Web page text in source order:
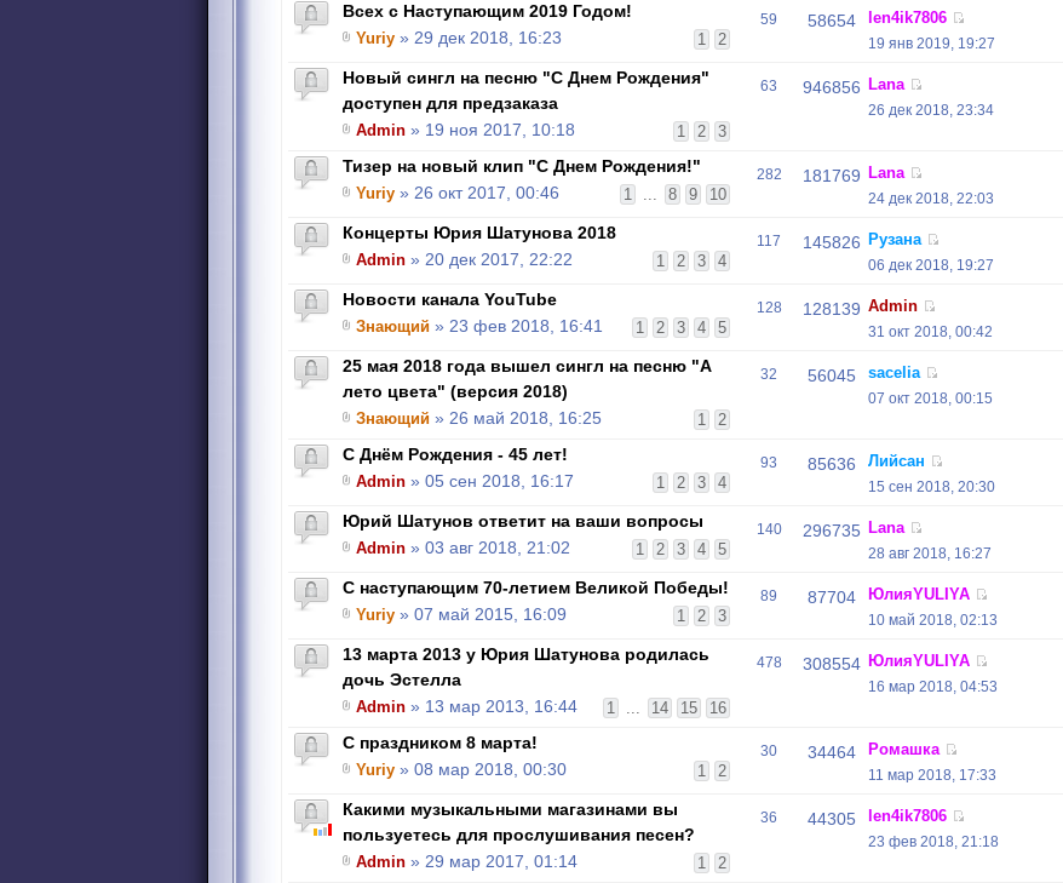
Всех с Наступающим 2019 Годом!
1 2
Yuriy » 29 дек 2018, 16:23
59 58654 len4ik7806
19 янв 2019, 19:27
Новый сингл на песню "С Днем Рождения"
доступен для предзаказа
1 2 3
Admin » 19 ноя 2017, 10:18
63 946856 Lana
26 дек 2018, 23:34
Тизер на новый клип "С Днем Рождения!"
1 ... 8 9 10
Yuriy » 26 окт 2017, 00:46
282 181769 Lana
24 дек 2018, 22:03
Концерты Юрия Шатунова 2018
1 2 3 4
Admin » 20 дек 2017, 22:22
117 145826 Рузана
06 дек 2018, 19:27
Новости канала YouTube
1 2 3 4 5
Знающий » 23 фев 2018, 16:41
128 128139 Admin
31 окт 2018, 00:42
25 мая 2018 года вышел сингл на песню "А
лето цвета" (версия 2018)
1 2
Знающий » 26 май 2018, 16:25
32 56045 sacelia
07 окт 2018, 00:15
С Днём Рождения - 45 лет!
1 2 3 4
Admin » 05 сен 2018, 16:17
93 85636 Лийсан
15 сен 2018, 20:30
Юрий Шатунов ответит на ваши вопросы
1 2 3 4 5
Admin » 03 авг 2018, 21:02
140 296735 Lana
28 авг 2018, 16:27
С наступающим 70-летием Великой Победы!
1 2 3
Yuriy » 07 май 2015, 16:09
89 87704 ЮлияYULIYA
10 май 2018, 02:13
13 марта 2013 у Юрия Шатунова родилась
дочь Эстелла
1 ... 14 15 16
Admin » 13 мар 2013, 16:44
478 308554 ЮлияYULIYA
16 мар 2018, 04:53
С праздником 8 марта!
1 2
Yuriy » 08 мар 2018, 00:30
30 34464 Ромашка
11 мар 2018, 17:33
Какими музыкальными магазинами вы
пользуетесь для прослушивания песен?
1 2
Admin » 29 мар 2017, 01:14
36 44305 len4ik7806
23 фев 2018, 21:18